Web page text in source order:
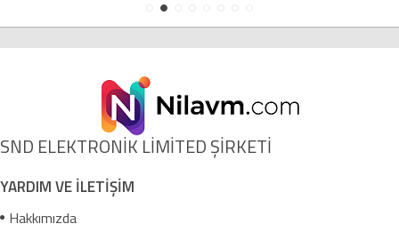
SND ELEKTRONİK LİMİTED ŞİRKETİ
YARDIM VE İLETİŞİM
Hakkımızda